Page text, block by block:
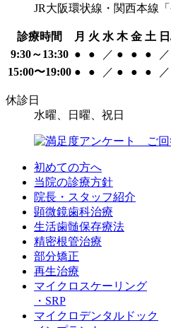
JR大阪環状線・関西本線
診療時間 月 火 水 木 金 土
9:30～13:30 ● ● ／ ● ● ●
／
15:00〜19:00 ● ● ／ ● ● ● ／
休診日
水曜、日曜、祝日
初めての方へ
当院の診療方針
院長・スタッフ紹介
顕微鏡歯科治療
生活歯髄保存療法
精密根管治療
部分矯正
再生治療
マイクロスケーリング
・SRP
マイクロデンタルドック